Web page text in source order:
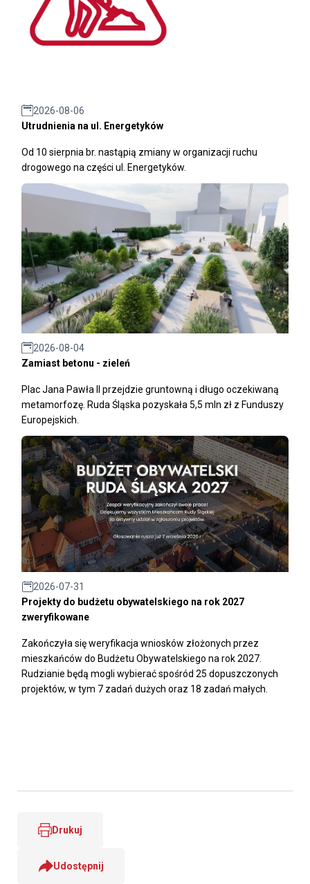
2026-08-06
Utrudnienia na ul. Energetyków
Od 10 sierpnia br. nastąpią zmiany w organizacji ruchu
drogowego na części ul. Energetyków.
2026-08-04
Zamiast betonu - zieleń
Plac Jana Pawła II przejdzie gruntowną i długo oczekiwaną
metamorfozę. Ruda Śląska pozyskała 5,5 mln zł z Funduszy
Europejskich.
2026-07-31
Projekty do budżetu obywatelskiego na rok 2027
zweryfikowane
Zakończyła się weryfikacja wniosków złożonych przez
mieszkańców do Budżetu Obywatelskiego na rok 2027.
Rudzianie będą mogli wybierać spośród 25 dopuszczonych
projektów, w tym 7 zadań dużych oraz 18 zadań małych.
Drukuj
Udostępnij